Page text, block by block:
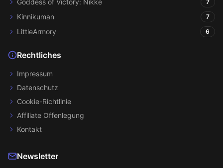
Goddess of Victory: Nikke 7
Kinnikuman 7
LittleArmory 6
Rechtliches
Impressum
Datenschutz
Cookie-Richtlinie
Affiliate Offenlegung
Kontakt
Newsletter